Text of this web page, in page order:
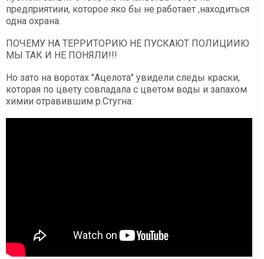
предприятиии, которое яко бы не работает ,находиться
одна охрана.
ПОЧЕМУ НА ТЕРРИТОРИЮ НЕ ПУСКАЮТ ПОЛИЦИИЮ
МЫ ТАК И НЕ ПОНЯЛИ!!!
Но зато на воротах "Ацелота" увидели следы краски,
которая по цвету совпадала с цветом воды и запахом
химии отравившим р.Стугна: